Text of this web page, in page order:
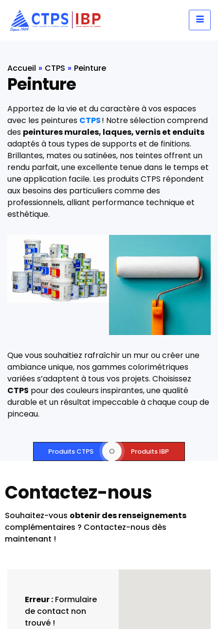
Accueil » CTPS » Peinture
Peinture
Apportez de la vie et du caractère à vos espaces
avec les peintures CTPS! Notre sélection comprend
des peintures murales, laques, vernis et enduits
adaptés à tous types de supports et de finitions.
Brillantes, mates ou satinées, nos teintes offrent un
rendu parfait, une excellente tenue dans le temps et
une application facile. Les produits CTPS répondent
aux besoins des particuliers comme des
professionnels, alliant performance technique et
esthétique.
Que vous souhaitiez rafraîchir un mur ou créer une
ambiance unique, nos gammes colorimétriques
variées s’adaptent à tous vos projets. Choisissez
CTPS pour des couleurs inspirantes, une qualité
durable et un résultat impeccable à chaque coup de
pinceau.
Produits CTPS O Produits IBP
Contactez-nous
Souhaitez-vous obtenir des renseignements
complémentaires ? Contactez-nous dès
maintenant !
Erreur : Formulaire
de contact non
trouvé !